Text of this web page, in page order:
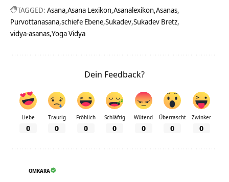
TAGGED: Asana Asana Lexikon Asanalexikon Asanas
Purvottanasana schiefe Ebene Sukadev Sukadev Bretz
vidya-asanas Yoga Vidya
Dein Feedback?
Liebe
0
Traurig
0
Fröhlich
0
Schläfrig
0
Wütend
0
Überrascht
0
Zwinker
0
OMKARA